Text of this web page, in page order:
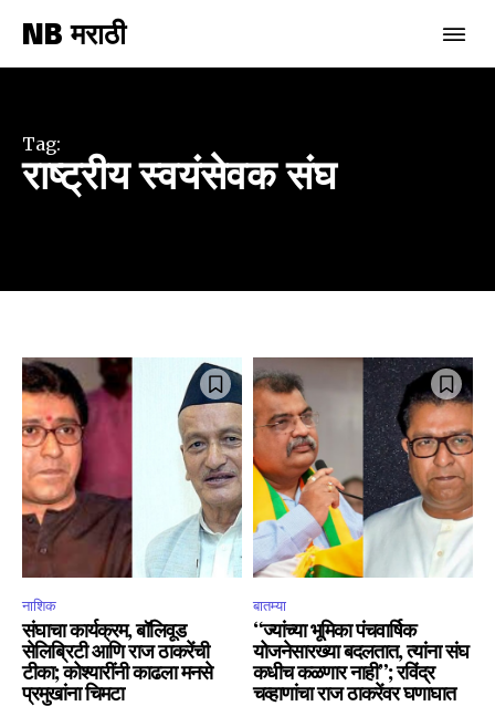
NB मराठी
Tag:
राष्ट्रीय स्वयंसेवक संघ
नाशिक
संघाचा कार्यक्रम, बॉलिवूड
सेलिब्रिटी आणि राज ठाकरेंची
टीका; कोश्यारींनी काढला मनसे
प्रमुखांना चिमटा
बातम्या
“ज्यांच्या भूमिका पंचवार्षिक
योजनेसारख्या बदलतात, त्यांना संघ
कधीच कळणार नाही”; रविंद्र
चव्हाणांचा राज ठाकरेंवर घणाघात